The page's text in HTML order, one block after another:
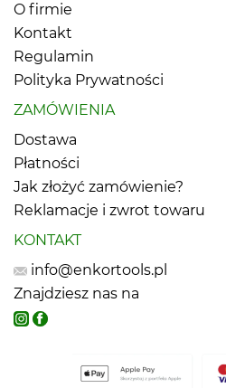
O firmie
Kontakt
Regulamin
Polityka Prywatności
ZAMÓWIENIA
Dostawa
Płatności
Jak złożyć zamówienie?
Reklamacje i zwrot towaru
KONTAKT
info@enkortools.pl
Znajdziesz nas na